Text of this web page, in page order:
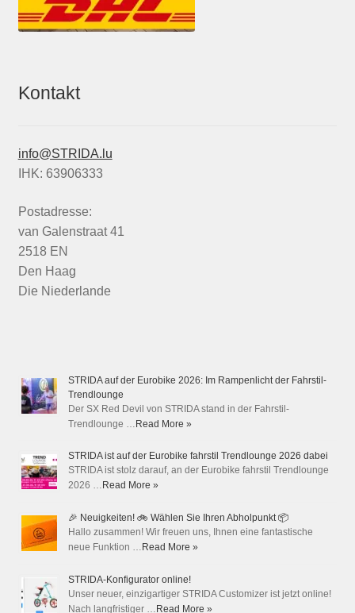
Kontakt
info@STRIDA.lu
IHK: 63906333
Postadresse:
van Galenstraat 41
2518 EN
Den Haag
Die Niederlande
STRIDA auf der Eurobike 2026: Im Rampenlicht der Fahrstil-
Trendlounge
Der SX Red Devil von STRIDA stand in der Fahrstil-
Trendlounge … Read More »
STRIDA ist auf der Eurobike fahrstil Trendlounge 2026 dabei
STRIDA ist stolz darauf, an der Eurobike fahrstil Trendlounge
2026 … Read More »
🎉 Neuigkeiten! 🚲 Wählen Sie Ihren Abholpunkt 📦
Hallo zusammen! Wir freuen uns, Ihnen eine fantastische
neue Funktion … Read More »
STRIDA-Konfigurator online!
Unser neuer, einzigartiger STRIDA Customizer ist jetzt online!
Nach langfristiger … Read More »